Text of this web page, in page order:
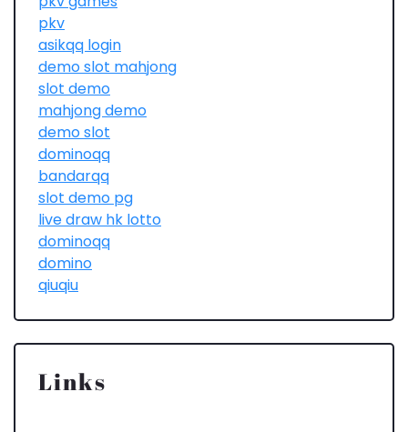
pkv
asikqq login
demo slot mahjong
slot demo
mahjong demo
demo slot
dominoqq
bandarqq
slot demo pg
live draw hk lotto
dominoqq
domino
qiuqiu
Links